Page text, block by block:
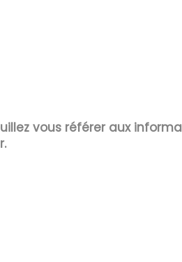
vous référer aux